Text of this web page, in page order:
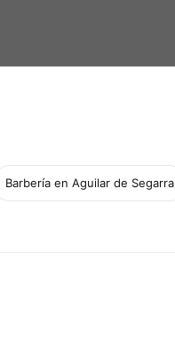
Barbería en Aguilar de Segarra